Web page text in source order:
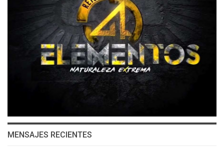
MENSAJES RECIENTES